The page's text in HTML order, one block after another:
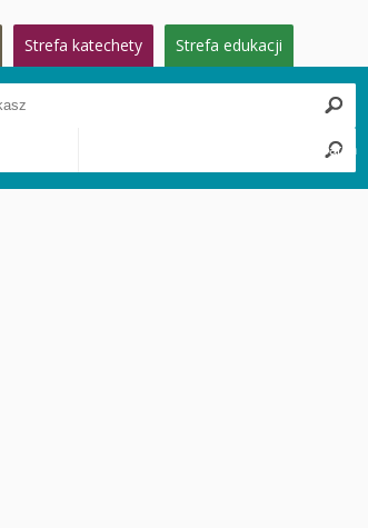
Strefa katechety Strefa edukacji
Search